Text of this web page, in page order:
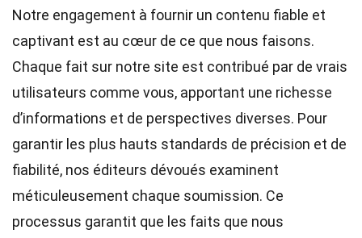
Notre engagement à fournir un contenu fiable et
captivant est au cœur de ce que nous faisons.
Chaque fait sur notre site est contribué par de vrais
utilisateurs comme vous, apportant une richesse
d’informations et de perspectives diverses. Pour
garantir les plus hauts standards de précision et de
fiabilité, nos éditeurs dévoués examinent
méticuleusement chaque soumission. Ce
processus garantit que les faits que nous